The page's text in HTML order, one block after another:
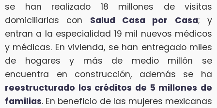
se han realizado 18 millones de visitas
domiciliarias con Salud Casa por Casa; y
entran a la especialidad 19 mil nuevos médicos
y médicas. En vivienda, se han entregado miles
de hogares y más de medio millón se
encuentra en construcción, además se ha
reestructurado los créditos de 5 millones de
familias. En beneficio de las mujeres mexicanas